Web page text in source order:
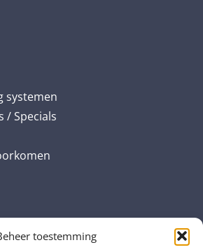
toestemming
systemen
/ Specials
(OEM)